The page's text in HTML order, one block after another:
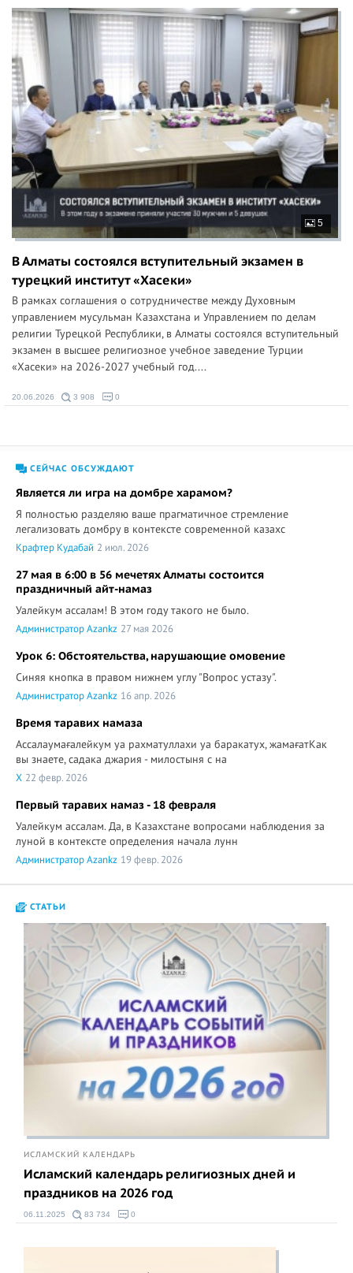
5
В Алматы состоялся вступительный экзамен в
турецкий институт «Хасеки»
В рамках соглашения о сотрудничестве между Духовным
управлением мусульман Казахстана и Управлением по делам
религии Турецкой Республики, в Алматы состоялся вступительный
экзамен в высшее религиозное учебное заведение Турции
«Хасеки» на 2026-2027 учебный год....
20.06.2026 3 908 0
СЕЙЧАС ОБСУЖДАЮТ
Является ли игра на домбре харамом?
Я полностью разделяю ваше прагматичное стремление
легализовать домбру в контексте современной казахс
Крафтер Кудабай 2 июл. 2026
27 мая в 6:00 в 56 мечетях Алматы состоится
праздничный айт-намаз
Уалейкум ассалам! В этом году такого не было.
Администратор Azankz 27 мая 2026
Урок 6: Обстоятельства, нарушающие омовение
Синяя кнопка в правом нижнем углу "Вопрос устазу".
Администратор Azankz 16 апр. 2026
Время таравих намаза
Ассалаумағалейкум уа рахматуллахи уа баракатух, жамағатКак
вы знаете, садака джария - милостыня с на
X 22 февр. 2026
Первый таравих намаз - 18 февраля
Уалейкум ассалам. Да, в Казахстане вопросами наблюдения за
луной в контексте определения начала лунн
Администратор Azankz 19 февр. 2026
СТАТЬИ
ИСЛАМСКИЙ КАЛЕНДАРЬ
Исламский календарь религиозных дней и
праздников на 2026 год
06.11.2025 83 734 0